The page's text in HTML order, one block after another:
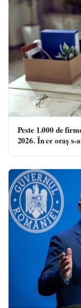
Peste 1.000 de
2026. În ce oraș